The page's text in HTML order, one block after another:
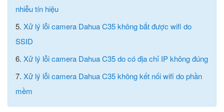
nhiễu tín hiệu
5. Xử lý lỗi camera Dahua C35 không bắt được wifi do
SSID
6. Xử lý lỗi camera Dahua C35 do có địa chỉ IP không đúng
7. Xử lý lỗi camera Dahua C35 không kết nối wifi do phần
mềm